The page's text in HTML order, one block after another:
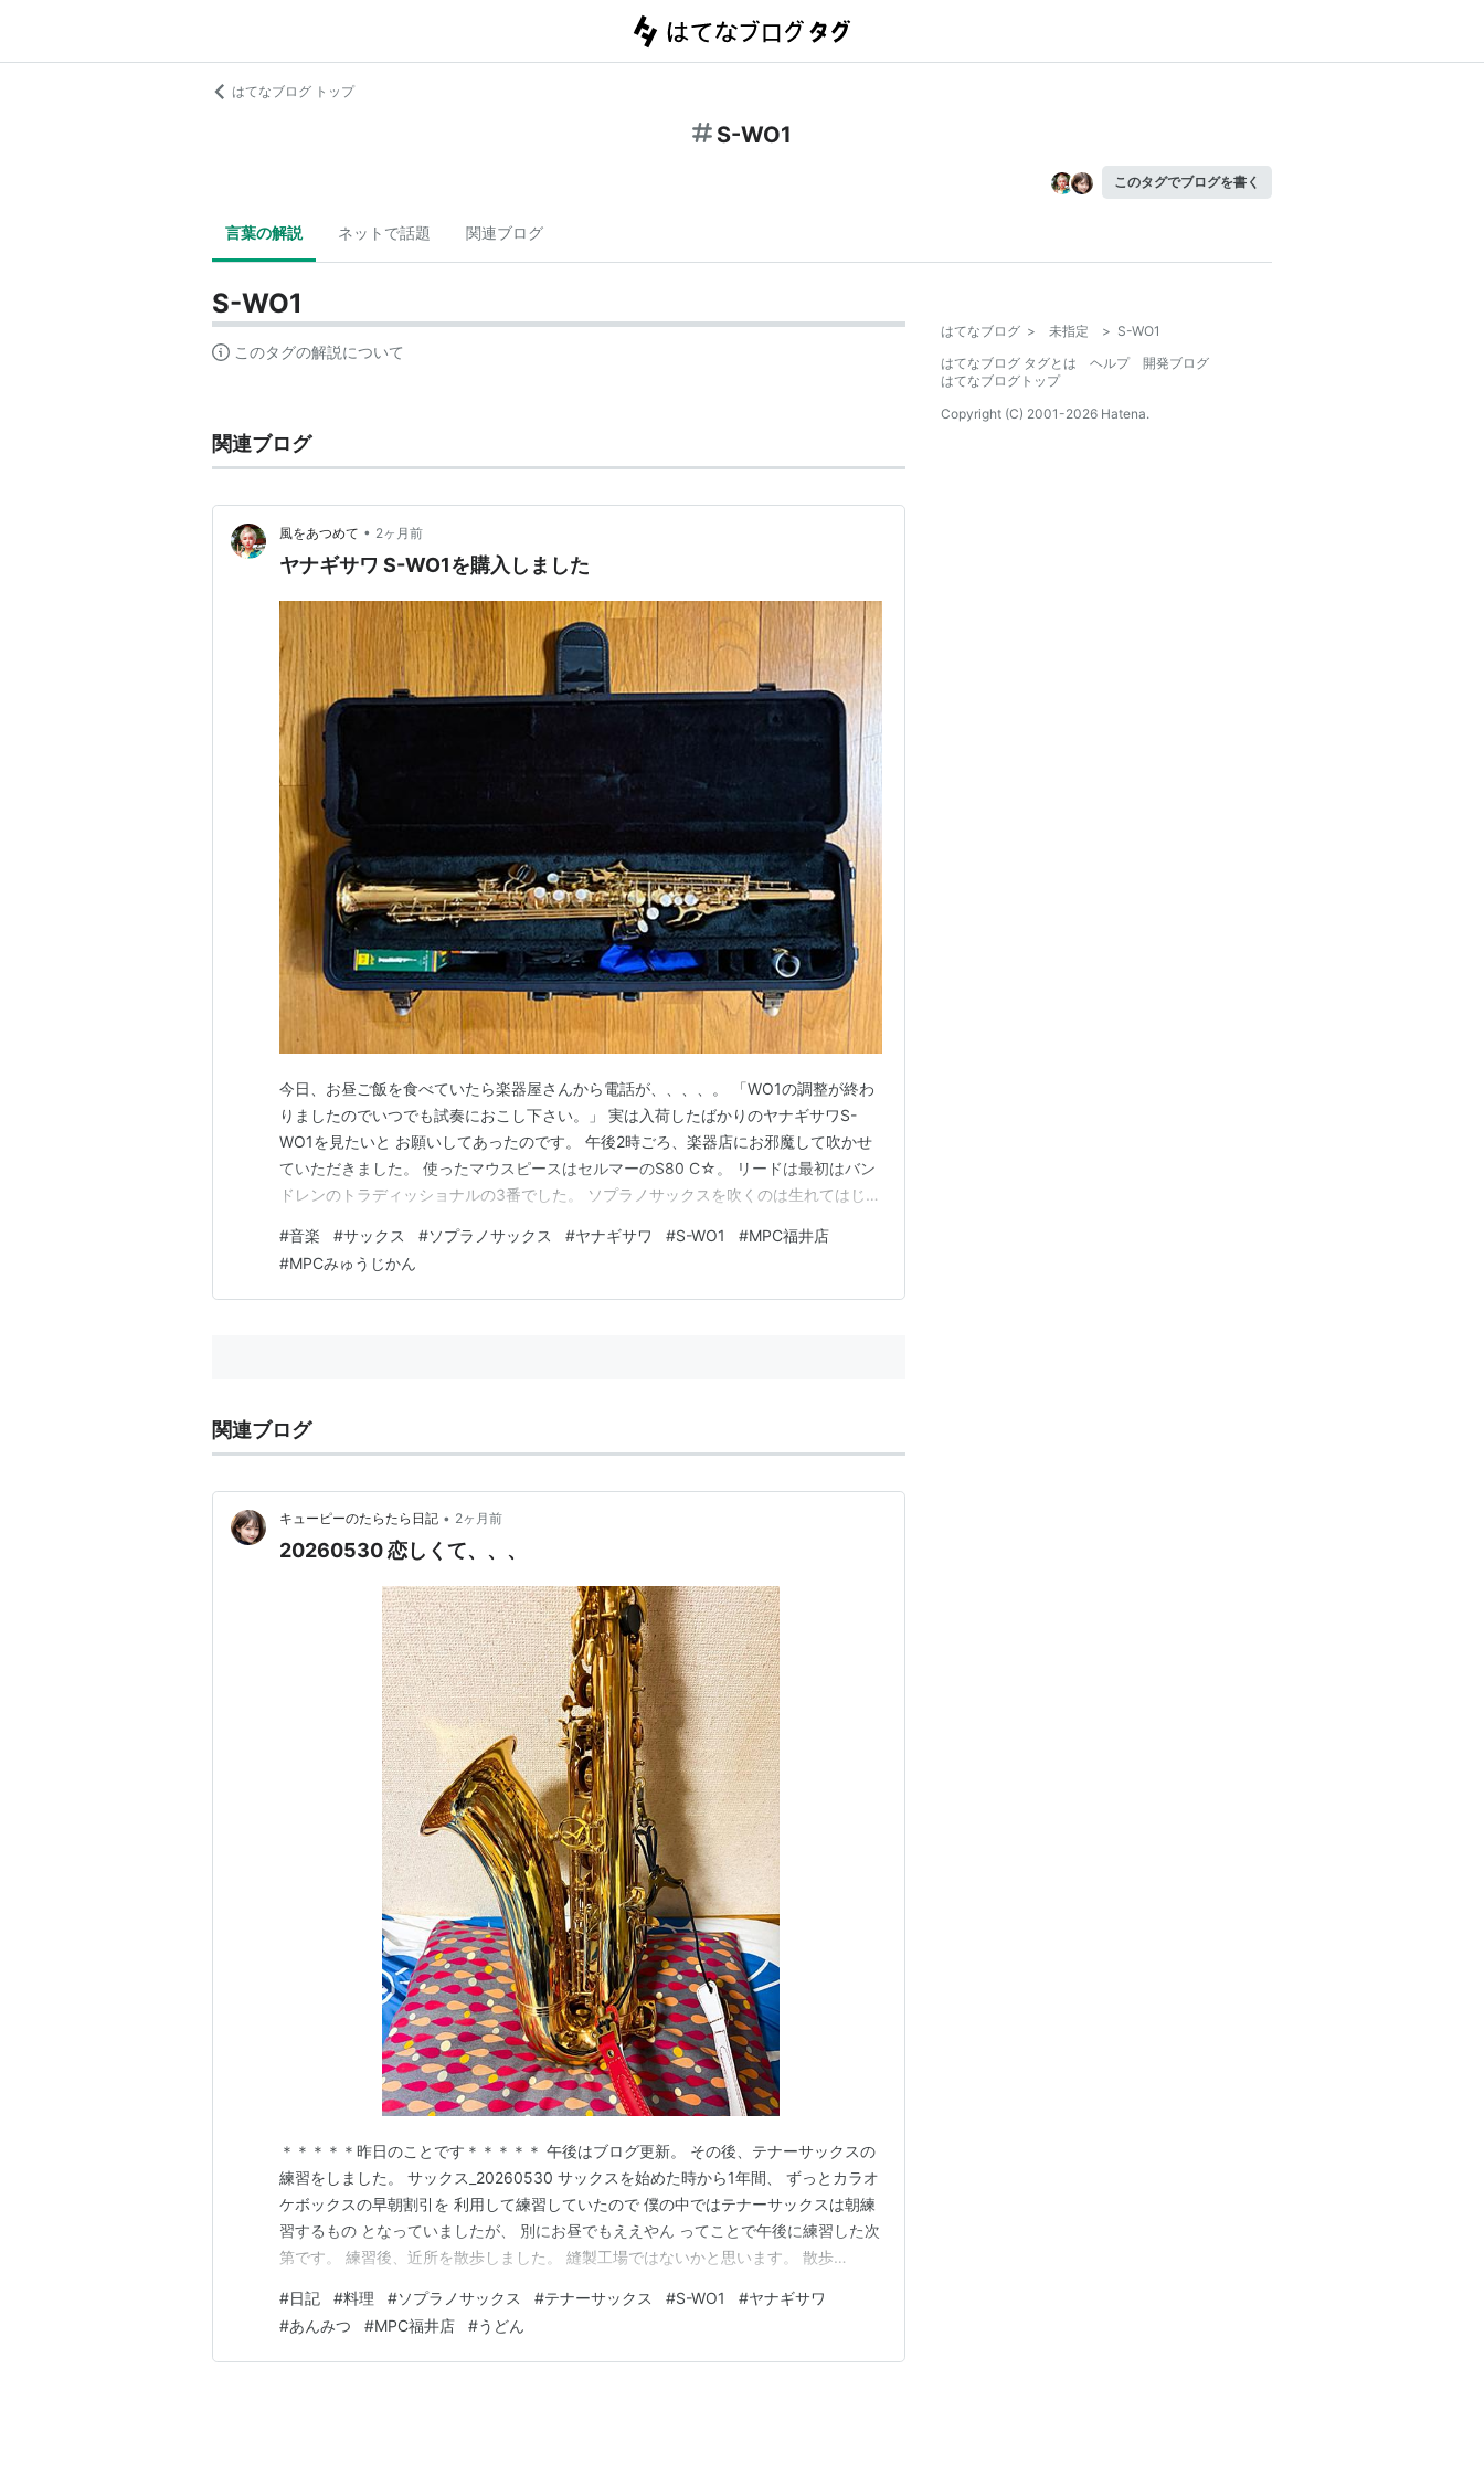
はてなブログ トップ
S-WO1
このタグでブログを書く
言葉の解説 ネットで話題 関連ブログ
S-WO1
このタグの解説について
関連ブログ
風をあつめて • 2ヶ月前
ヤナギサワ S-WO1を購入しました
今日、お昼ご飯を食べていたら楽器屋さんから電話が、、、、。 「WO1の調整が終わ
りましたのでいつでも試奏におこし下さい。」 実は入荷したばかりのヤナギサワS-
WO1を見たいと お願いしてあったのです。 午後2時ごろ、楽器店にお邪魔して吹かせ
ていただきました。 使ったマウスピースはセルマーのS80 C☆。 リードは最初はバン
ドレンのトラディッショナルの3番でした。 ソプラノサックスを吹くのは生れてはじめ
ださい。」 と店員さんの出してくれたのがJAVAの2 1/2。 お！！！！！ これなら演奏
できる。 いい気になって…
#音楽 #サックス #ソプラノサックス #ヤナギサワ #S-WO1 #MPC福井店
#MPCみゅうじかん
関連ブログ
キューピーのたらたら日記 • 2ヶ月前
20260530 恋しくて、、、
＊＊＊＊＊昨日のことです＊＊＊＊＊ 午後はブログ更新。 その後、テナーサックスの
練習をしました。 サックス_20260530 サックスを始めた時から1年間、 ずっとカラオ
ケボックスの早朝割引を 利用して練習していたので 僕の中ではテナーサックスは朝練
習するもの となっていましたが、 別にお昼でもええやん ってことで午後に練習した次
第です。 練習後、近所を散歩しました。 縫製工場ではないかと思います。 散歩
ん。 体力の維持に努めます。 晩ご飯はまた200円食堂でいただきました。 主菜はエビ
フライでした。…
#日記 #料理 #ソプラノサックス #テナーサックス #S-WO1 #ヤナギサワ
#あんみつ #MPC福井店 #うどん
はてなブログ > 未指定 > S-WO1
はてなブログ タグとは
ヘルプ
開発ブログ
はてなブログトップ
Copyright (C) 2001-2026 Hatena.